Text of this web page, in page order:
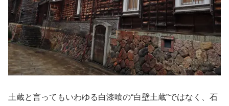
土蔵と言ってもいわゆる白漆喰の“白壁土蔵”ではなく、石